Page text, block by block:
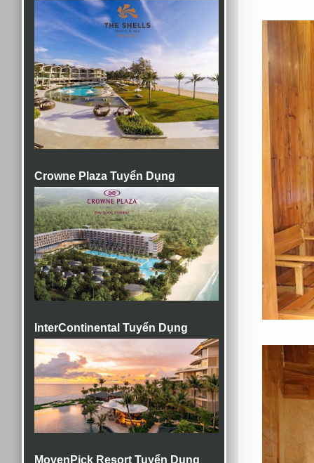
Crowne Plaza Tuyển Dụng
InterContinental Tuyển Dụng
MovenPick Resort Tuyển Dụng